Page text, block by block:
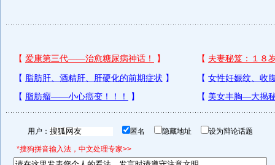
用户： 匿名 隐藏地址 设为辩论话题
*搜狗拼音输入法，中文处理专家>>